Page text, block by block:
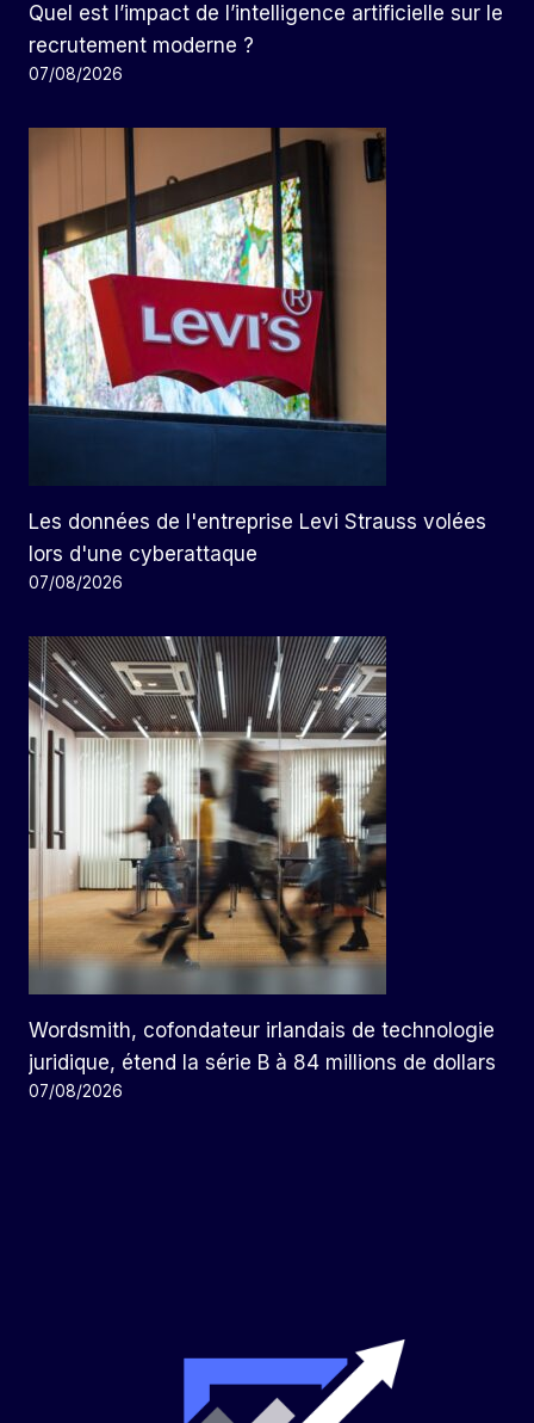
Quel est l’impact de l’intelligence artificielle sur le
recrutement moderne ?
07/08/2026
Les données de l'entreprise Levi Strauss volées
lors d'une cyberattaque
07/08/2026
Wordsmith, cofondateur irlandais de technologie
juridique, étend la série B à 84 millions de dollars
07/08/2026